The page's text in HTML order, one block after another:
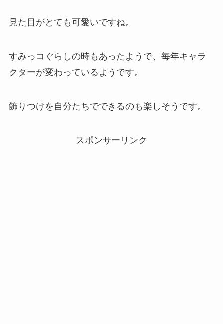
見た目がとても可愛いですね。
すみっコぐらしの時もあったようで、毎年キャラ
クターが変わっているようです。
飾りつけを自分たちでできるのも楽しそうです。
スポンサーリンク